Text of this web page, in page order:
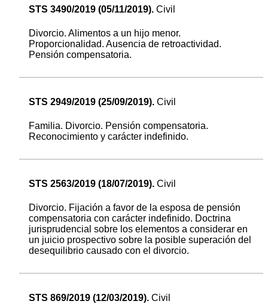
STS 3490/2019 (05/11/2019). Civil
Divorcio. Alimentos a un hijo menor.
Proporcionalidad. Ausencia de retroactividad.
Pensión compensatoria.
STS 2949/2019 (25/09/2019). Civil
Familia. Divorcio. Pensión compensatoria.
Reconocimiento y carácter indefinido.
STS 2563/2019 (18/07/2019). Civil
Divorcio. Fijación a favor de la esposa de pensión
compensatoria con carácter indefinido. Doctrina
jurisprudencial sobre los elementos a considerar en
un juicio prospectivo sobre la posible superación del
desequilibrio causado con el divorcio.
STS 869/2019 (12/03/2019). Civil